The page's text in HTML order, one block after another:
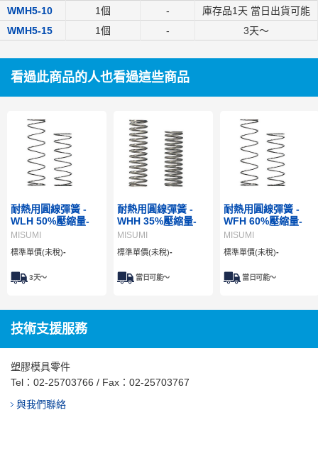
WMH5-10 1個 -
庫存品1天 當日出貨可能
WMH5-15
1個 - 3天～
看過此商品的人也看過這些商品
耐熱用圓線彈簧 -
WLH 50%壓縮量-
MISUMI
標準單價(未稅)-
3天～
耐熱用圓線彈簧 -
WHH 35%壓縮量-
MISUMI
標準單價(未稅)-
當日可能～
耐熱用圓線彈簧 -
WFH 60%壓縮量-
MISUMI
標準單價(未稅)-
當日可能～
技術支援服務
塑膠模具零件
Tel： 02-25703766 / Fax：02-25703767
與我們聯絡